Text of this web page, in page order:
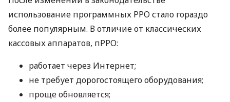
использование программных РРО стало гораздо
более популярным. В отличие от классических
кассовых аппаратов, пРРО:
работает через Интернет;
не требует дорогостоящего оборудования;
проще обновляется;